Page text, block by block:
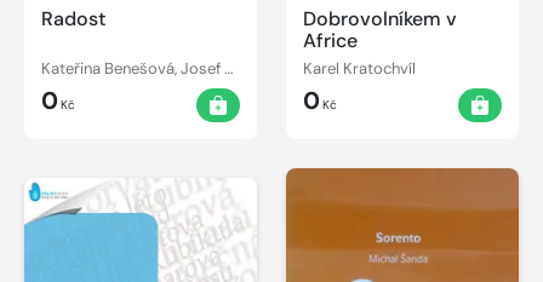
Radost
Kateřina Benešová, Josef Beran
0Kč
Dobrovolníkem v
Africe
Karel Kratochvíl
0Kč